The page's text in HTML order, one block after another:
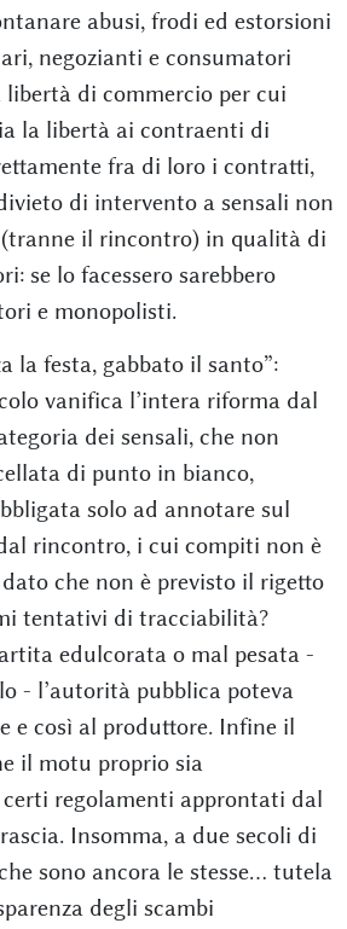
abusi, frodi ed estorsioni
negozianti e consumatori
libertà di commercio per cui
la libertà ai contraenti di
fra di loro i contratti,
di intervento a sensali non
il rincontro) in qualità di
se lo facessero sarebbero
e monopolisti.
la festa, gabbato il santo”:
vanifica l’intera riforma dal
dei sensali, che non
di punto in bianco,
solo ad annotare sul
rincontro, i cui compiti non è
che non è previsto il rigetto
tentativi di tracciabilità?
edulcorata o mal pesata -
- l’autorità pubblica poteva
e così al produttore. Infine il
il motu proprio sia
regolamenti approntati dal
Insomma, a due secoli di
sono ancora le stesse… tutela
degli scambi